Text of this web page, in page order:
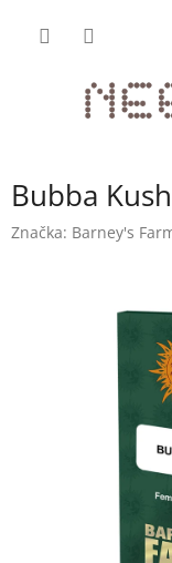
Bubba
Značka: Barney's